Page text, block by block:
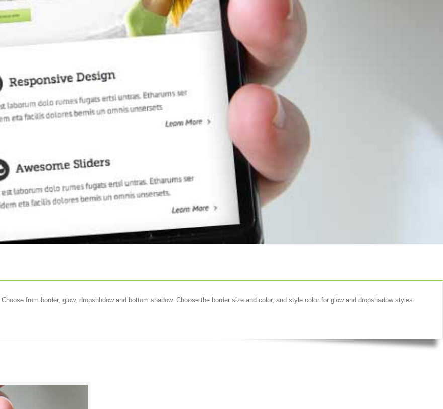
from border, glow, dropshhdow and bottom shadow. Choose the border size and color, and style color for glow and dropshadow styles.